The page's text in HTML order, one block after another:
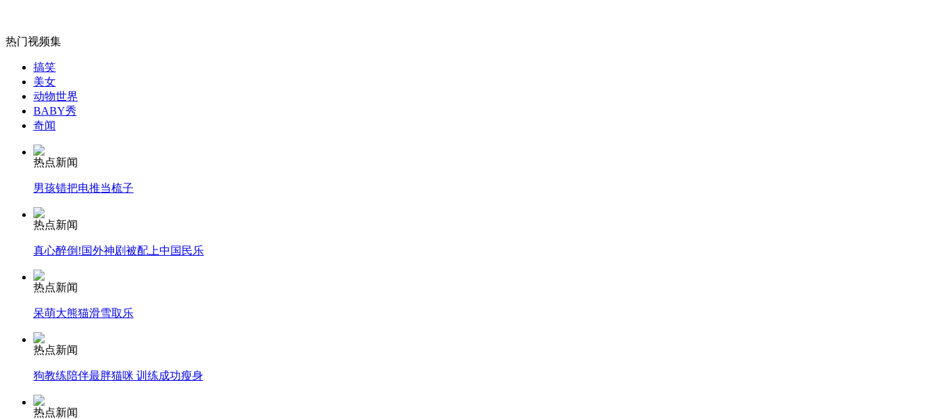
女孩北京地铁殴打老人 痛下狠手拳打脚踢
无痛分娩是否安全 医生回应
外交部：有关国家言论片面不公正
安徽一实载49人客车翻车
走！跟着总书记去植树
消防员救轻生者
热门视频集
搞笑
美女
动物世界
BABY秀
奇闻
热点新闻
男孩错把电推当梳子
热点新闻
真心醉倒!国外神剧被配上中国民乐
热点新闻
呆萌大熊猫滑雪取乐
热点新闻
狗教练陪伴最胖猫咪 训练成功瘦身
热点新闻